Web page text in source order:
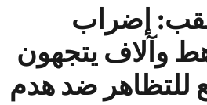
إضراب
وآلاف يتجهون
للتظاهر ضد هدم